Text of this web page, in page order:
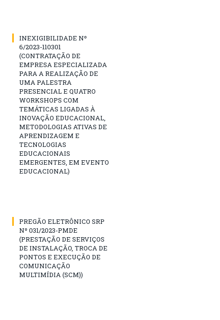
INEXIGIBILIDADE Nº
6/2023-110301
(CONTRATAÇÃO DE
EMPRESA ESPECIALIZADA
PARA A REALIZAÇÃO DE
UMA PALESTRA
PRESENCIAL E QUATRO
WORKSHOPS COM
TEMÁTICAS LIGADAS À
INOVAÇÃO EDUCACIONAL,
METODOLOGIAS ATIVAS DE
APRENDIZAGEM E
TECNOLOGIAS
EDUCACIONAIS
EMERGENTES, EM EVENTO
EDUCACIONAL)
PREGÃO ELETRÔNICO SRP
Nº 031/2023-PMDE
(PRESTAÇÃO DE SERVIÇOS
DE INSTALAÇÃO, TROCA DE
PONTOS E EXECUÇÃO DE
COMUNICAÇÃO
MULTIMÍDIA (SCM))